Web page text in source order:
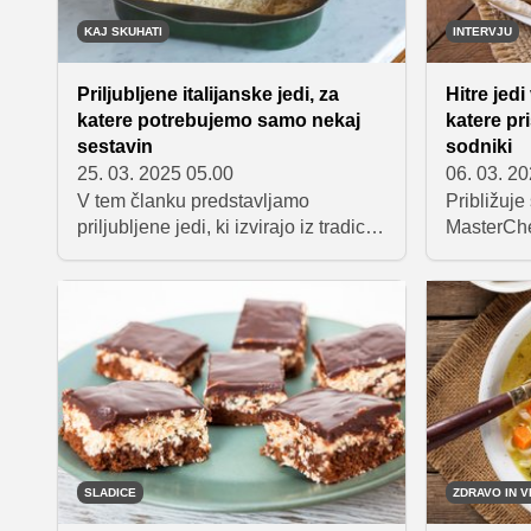
KAJ SKUHATI
Priljubljene italijanske jedi, za
katere potrebujemo samo nekaj
sestavin
25. 03. 2025 05.00
V tem članku predstavljamo
priljubljene jedi, ki izvirajo iz tradicije
italijanske kuhinje, ki jo odlikujeta
iznajdljivost in spoštovanje sestavin.
Odkrijte, kako lahko iz le nekaj
osnovnih živil ustvarite okusne in
nasitne italijanske jedi.
INTERVJU
Hitre
katere
sodniki
06. 03.
Približuje
več
O tem,
kuharske
trojico.
SLADICE ZDRAVO IN